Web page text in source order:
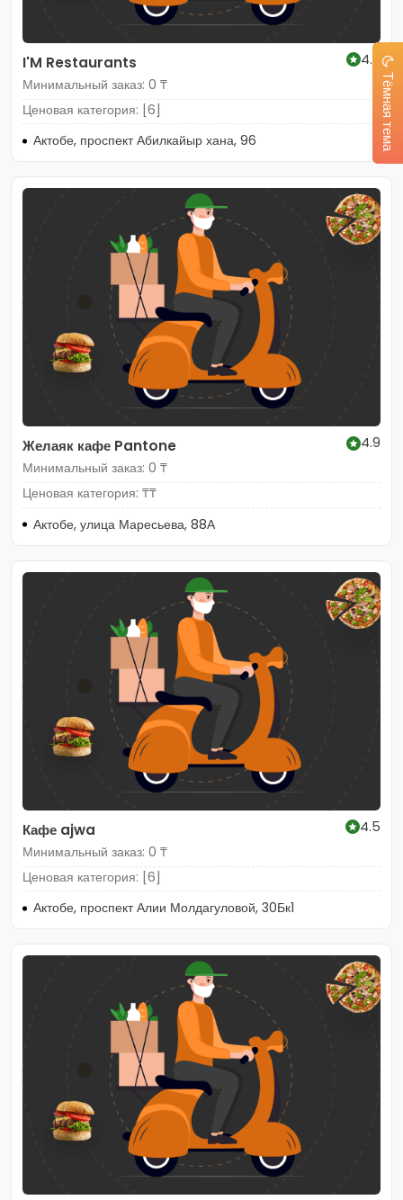
I'M Restaurants
4.9
Минимальный заказ: 0 ₸
Ценовая категория: [6]
Актобе, проспект Абилкайыр хана, 96
Желаяк кафе Pantone
4.9
Минимальный заказ: 0 ₸
Ценовая категория: ₸₸
Актобе, улица Маресьева, 88А
Кафе ajwa
4.5
Минимальный заказ: 0 ₸
Ценовая категория: [6]
Актобе, проспект Алии Молдагуловой, 30Бк1
Тёмная тема